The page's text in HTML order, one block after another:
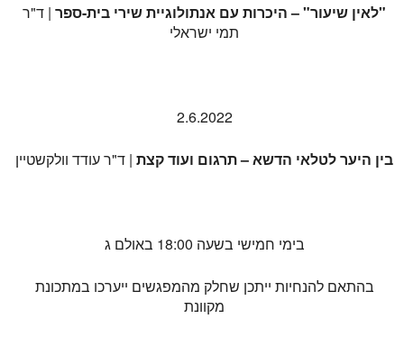
"לאין שיעור"–היכרות עם אנתולוגיית שירי בית-ספר| ד"ר
תמי ישראלי
2.6.2022
בין היער לטלאי הדשא – תרגום ועוד קצת| ד"ר עודד וולקשטיין
בימי חמישי בשעה 18:00 באולם ג
בהתאם להנחיות ייתכן שחלק מהמפגשים ייערכו במתכונת
מקוונת